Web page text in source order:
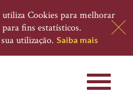
Cookies para melhorar
para fins estatísticos.
utilização. Saiba mais
Toggle